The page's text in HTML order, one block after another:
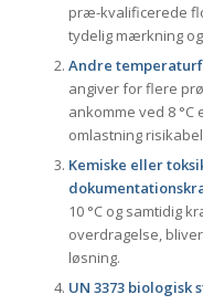
præ-kvalificerede
tydelig mærkning
Andre
angiver for flere
ankomme ved 8
omlastning
Kemiske eller
10 °C og samtidig
overdragelse,
løsning.
UN 3373 biologisk